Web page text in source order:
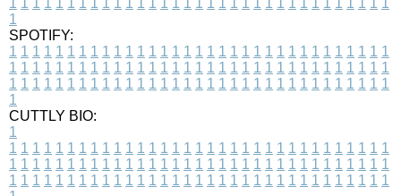
1
SPOTIFY:
1 1 1 1 1 1 1 1 1 1 1 1 1 1 1 1 1 1 1 1 1 1 1 1 1 1 1 1 1 1 1 1 1
1 1 1 1 1 1 1 1 1 1 1 1 1 1 1 1 1 1 1 1 1 1 1 1 1 1 1 1 1 1 1 1 1
1 1 1 1 1 1 1 1 1 1 1 1 1 1 1 1 1 1 1 1 1 1 1 1 1 1 1 1 1 1 1 1 1
1
CUTTLY BIO:
1
1 1 1 1 1 1 1 1 1 1 1 1 1 1 1 1 1 1 1 1 1 1 1 1 1 1 1 1 1 1 1 1 1
1 1 1 1 1 1 1 1 1 1 1 1 1 1 1 1 1 1 1 1 1 1 1 1 1 1 1 1 1 1 1 1 1
1 1 1 1 1 1 1 1 1 1 1 1 1 1 1 1 1 1 1 1 1 1 1 1 1 1 1 1 1 1 1 1 1